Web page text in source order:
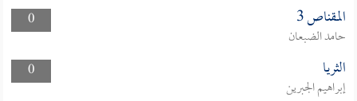
0
المقناص 3
حامد الضبعان
0
الثريا
إبراهيم الجبرين